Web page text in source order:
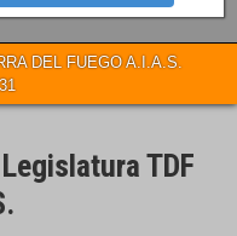
DEL FUEGO A.I.A.S.
TDF